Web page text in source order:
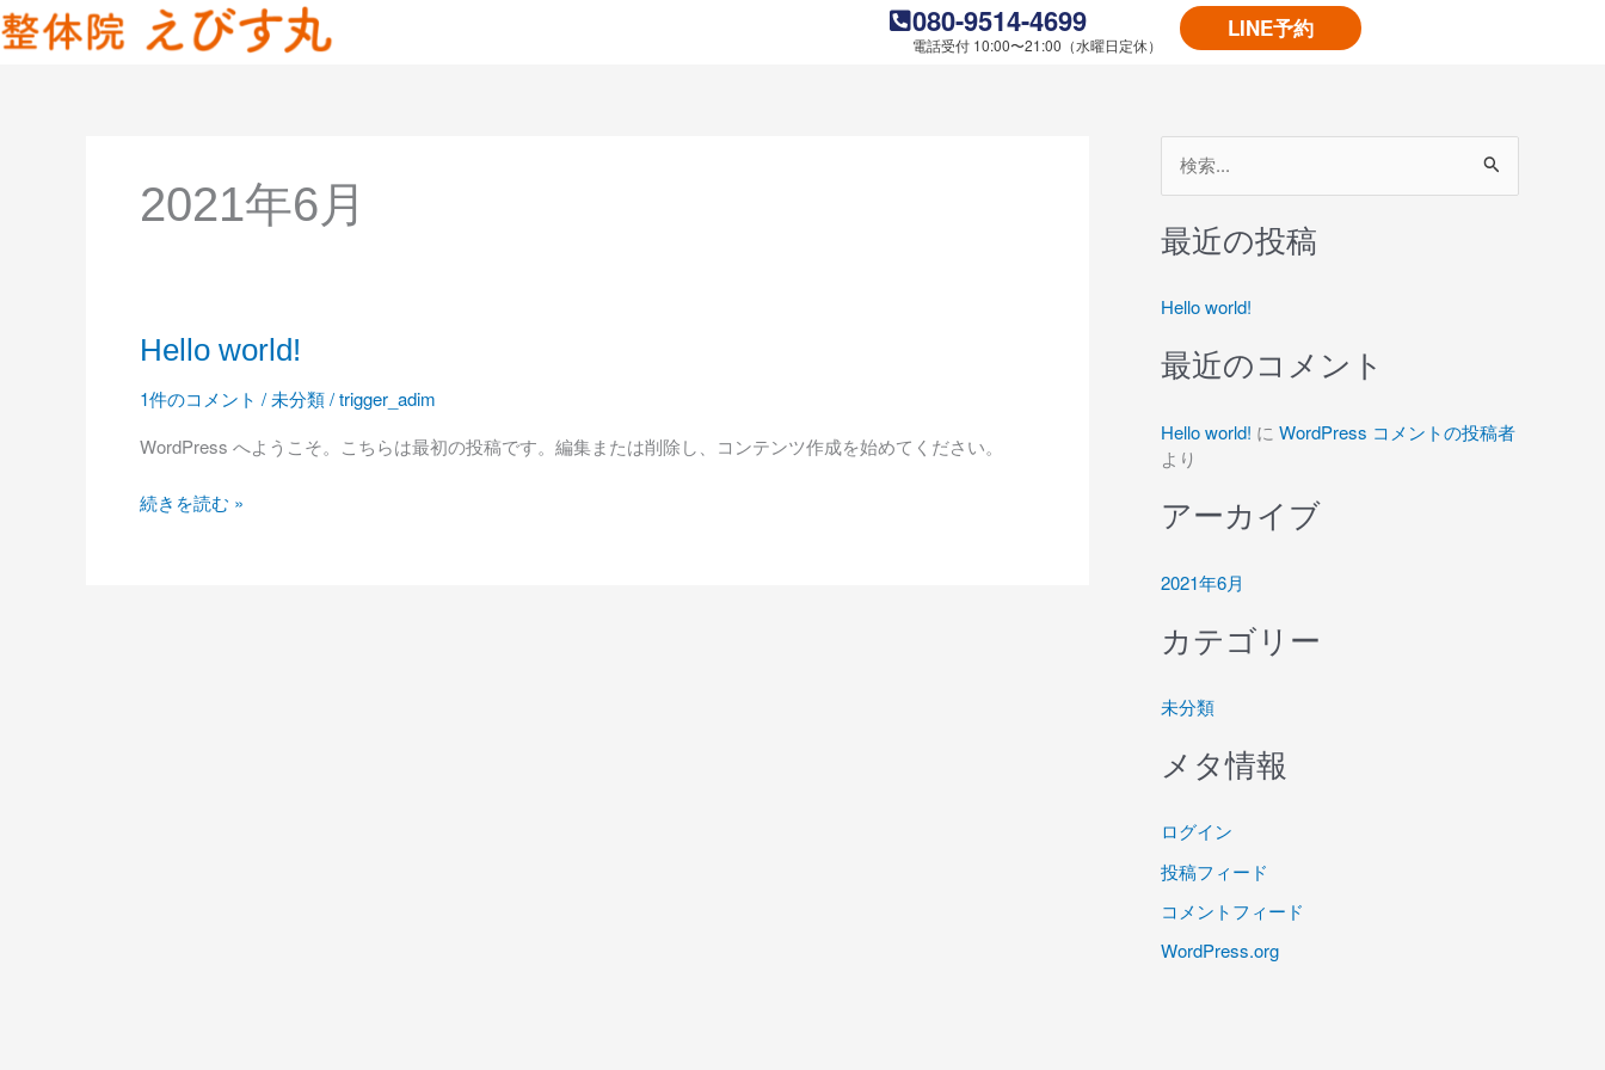
内
容
080-9514-4699
電話受付 10:00〜21:00（水曜日定休）
LINE予約
2021年6月
Hello world!
1件のコメント /未分類/trigger_adim
WordPress へようこそ。こちらは最初の投稿です。編集または削除し、コンテンツ作成を始めてください。
Hello
続きを読む »
索
対
:
最近の投稿
Hello world!
最近のコメント
Hello world! に WordPress コメントの投稿者
より
アーカイブ
2021年6月
カテゴリー
未分類
メタ情報
ログイン
投稿フィード
コメントフィード
WordPress.org